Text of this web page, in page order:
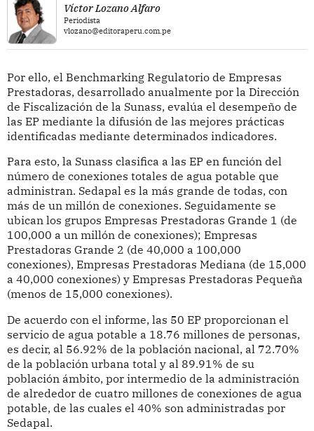
Víctor Lozano Alfaro
Periodista
vlozano@editoraperu.com.pe
Por ello, el Benchmarking Regulatorio de Empresas
Prestadoras, desarrollado anualmente por la Dirección
de Fiscalización de la Sunass, evalúa el desempeño de
las EP mediante la difusión de las mejores prácticas
identificadas mediante determinados indicadores.
Para esto, la Sunass clasifica a las EP en función del
número de conexiones totales de agua potable que
administran. Sedapal es la más grande de todas, con
más de un millón de conexiones. Seguidamente se
ubican los grupos Empresas Prestadoras Grande 1 (de
100,000 a un millón de conexiones); Empresas
Prestadoras Grande 2 (de 40,000 a 100,000
conexiones), Empresas Prestadoras Mediana (de 15,000
a 40,000 conexiones) y Empresas Prestadoras Pequeña
(menos de 15,000 conexiones).
De acuerdo con el informe, las 50 EP proporcionan el
servicio de agua potable a 18.76 millones de personas,
es decir, al 56.92% de la población nacional, al 72.70%
de la población urbana total y al 89.91% de su
población ámbito, por intermedio de la administración
de alrededor de cuatro millones de conexiones de agua
potable, de las cuales el 40% son administradas por
Sedapal.